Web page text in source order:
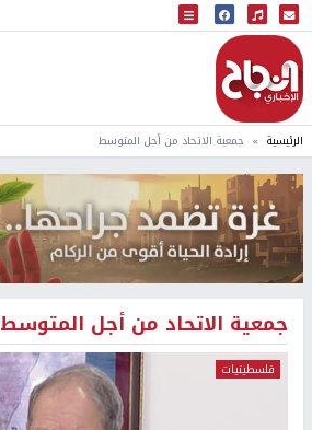
البث المباشر
إذاعة النجاح
الرئيسية جمعية الاتحاد من أجل المتوسط
جمعية الاتحاد من أجل المتوسط
فلسطينيات